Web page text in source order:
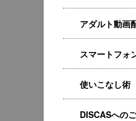
アダルト動画
スマートフォ
使いこなし術
DISCASへの